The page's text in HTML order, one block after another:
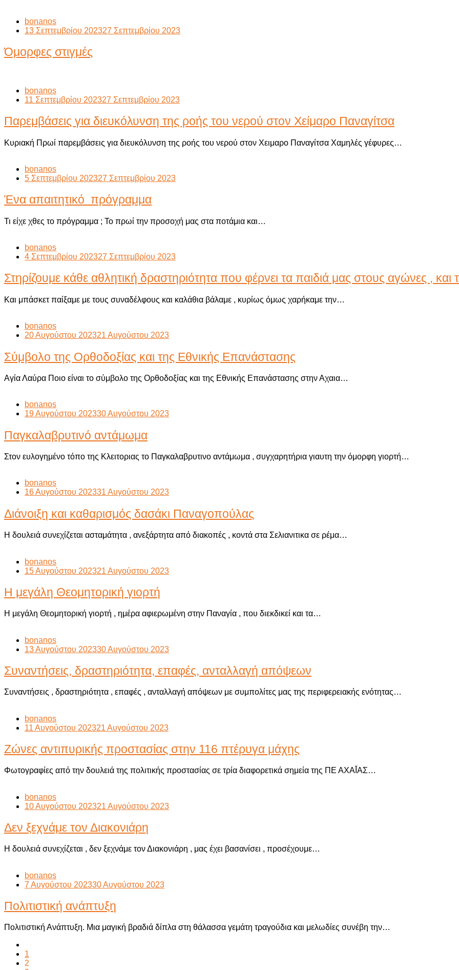
bonanos
13 Σεπτεμβρίου 202327 Σεπτεμβρίου 2023
Όμορφες στιγμές
bonanos
11 Σεπτεμβρίου 202327 Σεπτεμβρίου 2023
Παρεμβάσεις για διευκόλυνση της ροής του νερού στον Χείμαρο Παναγίτσα
Κυριακή Πρωί παρεμβάσεις για διευκόλυνση της ροής του νερού στον Χειμαρο Παναγίτσα Χαμηλές γέφυρες…
bonanos
5 Σεπτεμβρίου 202327 Σεπτεμβρίου 2023
Ένα απαιτητικό πρόγραμμα
Τι είχε χθες το πρόγραμμα ; Το πρωί την προσοχή μας στα ποτάμια και…
bonanos
4 Σεπτεμβρίου 202327 Σεπτεμβρίου 2023
Στηρίζουμε κάθε αθλητική δραστηριότητα που φέρνει τα παιδιά μας στους αγώνες ,
Και μπάσκετ παίξαμε με τους συναδέλφους και καλάθια βάλαμε , κυρίως όμως χαρήκαμε την…
bonanos
20 Αυγούστου 202321 Αυγούστου 2023
Σύμβολο της Ορθοδοξίας και της Εθνικής Επανάστασης
Αγία Λαύρα Ποιο είναι το σύμβολο της Ορθοδοξίας και της Εθνικής Επανάστασης στην Αχαια…
bonanos
19 Αυγούστου 202330 Αυγούστου 2023
Παγκαλαβρυτινό αντάμωμα
Στον ευλογημένο τόπο της Κλειτοριας το Παγκαλαβρυτινο αντάμωμα , συγχαρητήρια γιαυτη την όμορφη γιορτή…
bonanos
16 Αυγούστου 202331 Αυγούστου 2023
Διάνοιξη και καθαρισμός δασάκι Παναγοπούλας
Η δουλειά συνεχίζεται ασταμάτητα , ανεξάρτητα από διακοπές , κοντά στα Σελιανιτικα σε ρέμα…
bonanos
15 Αυγούστου 202321 Αυγούστου 2023
Η μεγάλη Θεομητορική γιορτή
Η μεγάλη Θεομητορική γιορτή , ημέρα αφιερωμένη στην Παναγία , που διεκδικεί και τα…
bonanos
13 Αυγούστου 202330 Αυγούστου 2023
Συναντήσεις, δραστηριότητα, επαφές, ανταλλαγή απόψεων
Συναντήσεις , δραστηριότητα , επαφές , ανταλλαγή απόψεων με συμπολίτες μας της περιφερειακής ενότητας…
bonanos
11 Αυγούστου 202321 Αυγούστου 2023
Ζώνες αντιπυρικής προστασίας στην 116 πτέρυγα μάχης
Φωτογραφίες από την δουλειά της πολιτικής προστασίας σε τρία διαφορετικά σημεία της ΠΕ ΑΧΑΪ́ΑΣ…
bonanos
10 Αυγούστου 202321 Αυγούστου 2023
Δεν ξεχνάμε τον Διακονιάρη
Η δουλειά συνεχίζεται , δεν ξεχνάμε τον Διακονιάρη , μας έχει βασανίσει , προσέχουμε…
bonanos
7 Αυγούστου 202330 Αυγούστου 2023
Πολιτιστική ανάπτυξη
Πολιτιστική Ανάπτυξη. Μια μαγική βραδιά δίπλα στη θάλασσα γεμάτη τραγούδια και μελωδίες συνέβη την…
1
2